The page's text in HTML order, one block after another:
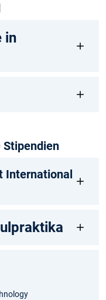
in
Stipendien
International